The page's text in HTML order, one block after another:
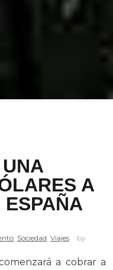
A
Sociedad Viajes
a cobrar a